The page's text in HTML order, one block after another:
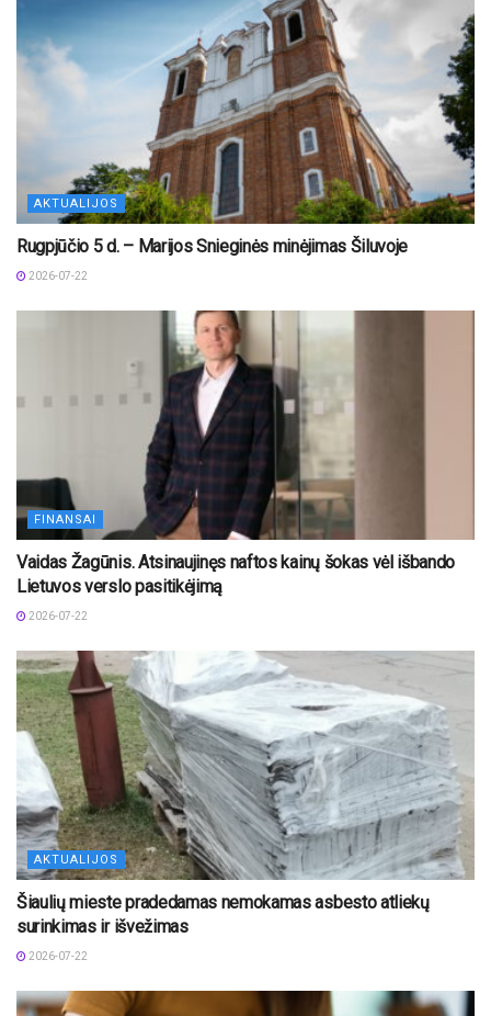
AKTUALIJOS
Rugpjūčio 5 d. – Marijos Snieginės minėjimas Šiluvoje
2026-07-22
FINANSAI
Vaidas Žagūnis. Atsinaujinęs naftos kainų šokas vėl išbando
Lietuvos verslo pasitikėjimą
2026-07-22
AKTUALIJOS
Šiaulių mieste pradedamas nemokamas asbesto atliekų
surinkimas ir išvežimas
2026-07-22